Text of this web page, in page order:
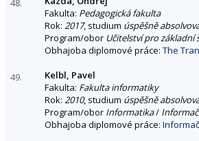
48.
Fakulta: Pedagogická fakulta
Rok: 2017, studium úspěšně
Program/obor Učitelství pro základní
Obhajoba diplomové práce: The
49.
Kelbl, Pavel
Fakulta: Fakulta informatiky
Rok: 2010, studium úspěšně
Program/obor Informatika/
Obhajoba diplomové práce: